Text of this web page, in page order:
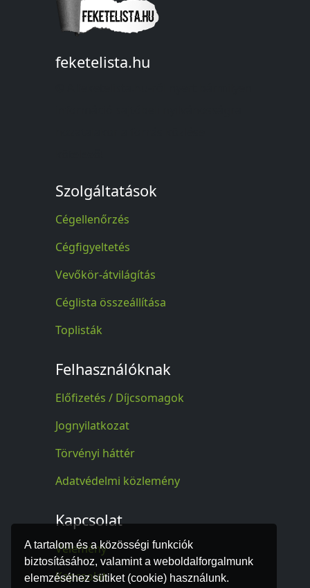
A tartalom és a közösségi funkciók
biztosításához, valamint a weboldalforgalmunk
elemzéséhez sütiket (cookie) használunk.
feketelista.hu
Szolgáltatások
Cégellenőrzés
Cégfigyeltetés
Vevőkör-átvilágítás
Céglista összeállítása
Toplisták
Felhasználóknak
Előfizetés / Díjcsomagok
Jognyilatkozat
Törvényi háttér
Adatvédelmi közlemény
Kapcsolat
Vélemény
Kapcsolat